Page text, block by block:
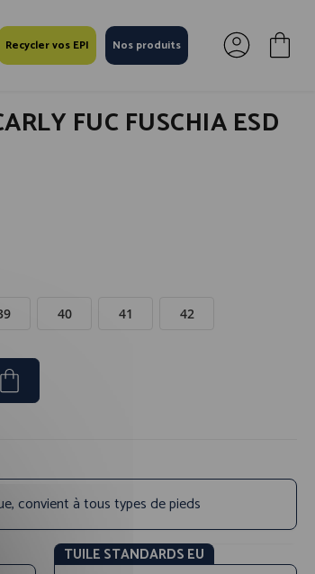
Recycler vos EPI Nos produits
FUC FUSCHIA ESD
40 41 42
convient à tous types de pieds
TUILE STANDARDS EU